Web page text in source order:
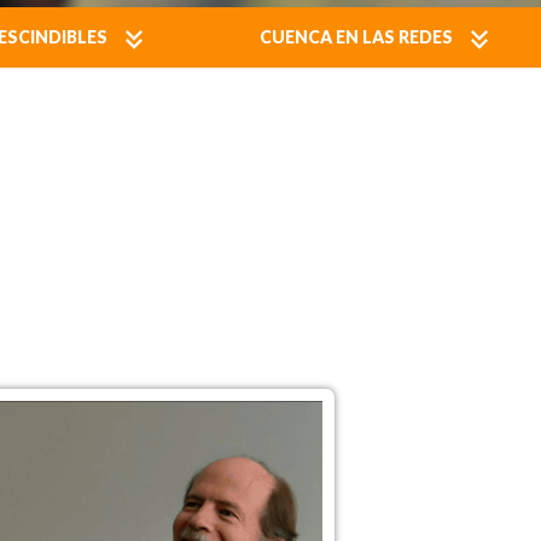
CUENCA EN LAS REDES